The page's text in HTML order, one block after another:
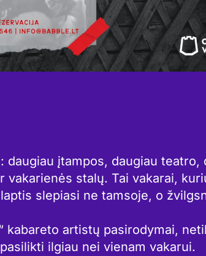
daugiau įtampos, daugiau teatro,
stalų. Tai vakarai,
slepiasi ne tamsoje, o
kabareto artistų pasirodymai,
ilgiau nei vienam vakarui.